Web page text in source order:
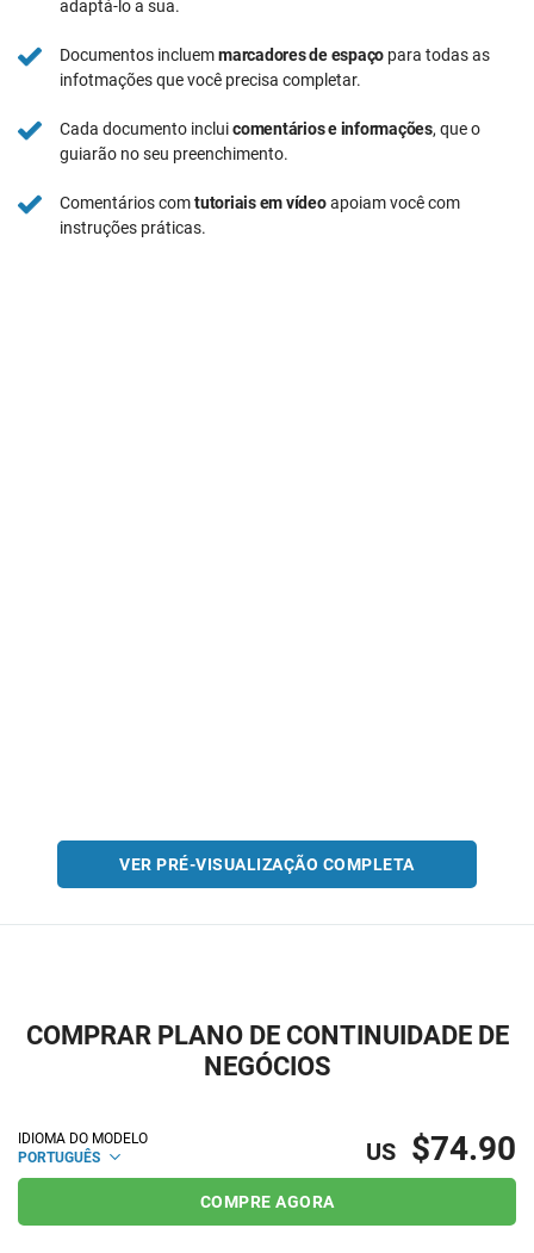
adaptá-lo a sua.
Documentos incluemmarcadores de espaço para todas as
infotmações que você precisa completar.
Cada documento incluicomentários e informações, que o
guiarão no seu preenchimento.
Comentários comtutoriais em vídeoapoiam você com
instruções práticas.
VER PRÉ-VISUALIZAÇÃO COMPLETA
COMPRAR PLANO DE CONTINUIDADE DE
NEGÓCIOS
IDIOMA DO MODELO
PORTUGUÊS
US $74.90
COMPRE AGORA